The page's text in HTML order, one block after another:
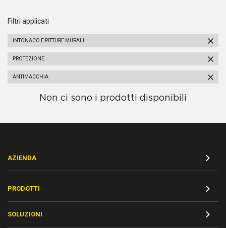
Filtri applicati
INTONACO E PITTURE MURALI
PROTEZIONE
ANTIMACCHIA
Non ci sono i prodotti disponibili
AZIENDA
PRODOTTI
SOLUZIONI